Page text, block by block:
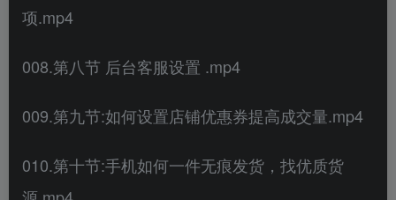
项.mp4
008.第八节 后台客服设置 .mp4
009.第九节:如何设置店铺优惠券提高成交量.mp4
010.第十节:手机如何一件无痕发货，找优质货